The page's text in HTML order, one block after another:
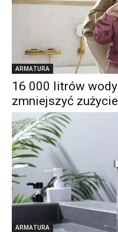
ARMATURA
16 000 litrów
zmniejszyć
ARMATURA